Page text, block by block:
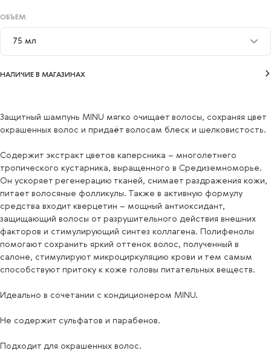
ОБЪЕМ:
75 мл
75 мл
НАЛИЧИЕ В МАГАЗИНАХ
Защитный шампунь MINU мягко очищает волосы, сохраняя цвет
окрашенных волос и придаёт волосам блеск и шелковистость.
Содержит экстракт цветов каперсника – многолетнего
тропического кустарника, выращенного в Средиземноморье.
Он ускоряет регенерацию тканей, снимает раздражения кожи,
питает волосяные фолликулы. Также в активную формулу
средства входит кверцетин – мощный антиоксидант,
защищающий волосы от разрушительного действия внешних
факторов и стимулирующий синтез коллагена. Полифенолы
помогают сохранить яркий оттенок волос, полученный в
салоне, стимулируют микроциркуляцию крови и тем самым
способствуют притоку к коже головы питательных веществ.
Идеально в сочетании с кондиционером MINU.
Не содержит сульфатов и парабенов.
Подходит для окрашенных волос.